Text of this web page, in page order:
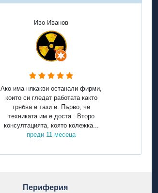
Иво Иванов
Ако има някакви останали фирми,
които си гледат работата както
трябва е тази е. Първо, че
техниката им е доста . Второ
консултацията, която колежка...
преди 11 месеца
Периферия